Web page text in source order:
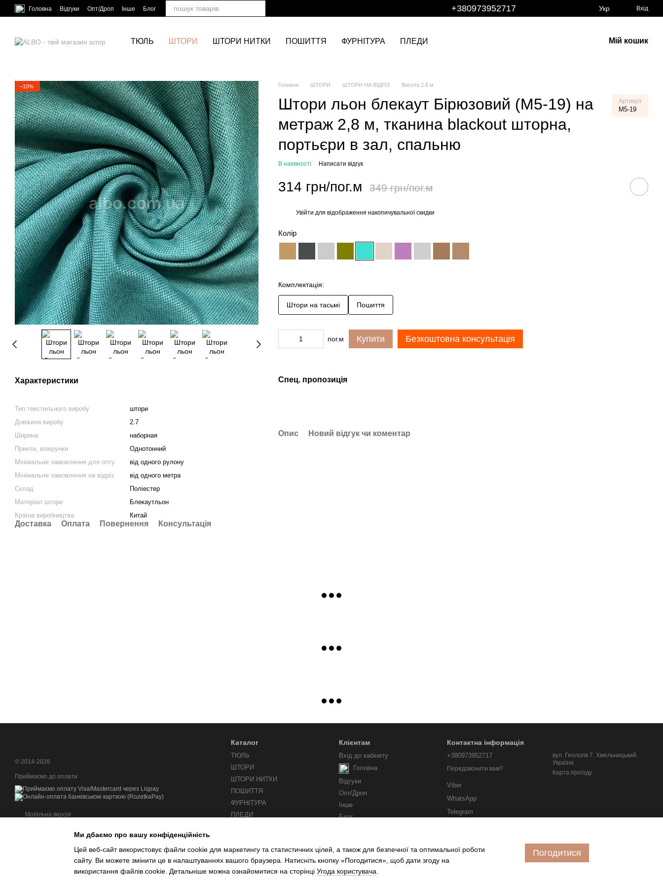
Перейти до основного контенту
Головна Відгуки Опт/Дроп Інше Блог +380973952717 Укр Вхід
ТЮЛЬ ШТОРИ ШТОРИ НИТКИ ПОШИТТЯ ФУРНІТУРА ПЛЕДИ Мій кошик
−10%
Характеристики
Тип текстильного виробу
штори
Довжина виробу
2.7
Ширина
наборная
Принти, візерунки
Однотонний
Мінімальне замовлення для опту
від одного рулону
Мінімальне замовлення на відріз
від одного метра
Склад
Поліестер
Матеріал штори
Блекаутльон
Країна виробництва
Китай
Доставка Оплата Повернення Консультація
Головна ШТОРИ ШТОРИ НА ВІДРІЗ Висота 2.8 м
Штори льон блекаут Бірюзовий (M5-19) на
метраж 2,8 м, тканина blackout шторна,
портьєри в зал, спальню
Артикул
M5-19
В наявності Написати відгук
314 грн/пог.м 349 грн/пог.м
Увійти для відображення накопичувальної скидки
Колір
Комплектація:
Штори на тасьмі Пошиття
пог.м Купити Безкоштовна консультація
Спец. пропозиція
Опис Новий відгук чи коментар
© 2014-2026
Приймаємо до оплати
Мобільна версія
Каталог
ТЮЛЬ
ШТОРИ
ШТОРИ НИТКИ
ПОШИТТЯ
ФУРНІТУРА
ПЛЕДИ
Клієнтам
Вхід до кабінету
Головна
Відгуки
Опт/Дроп
Інше
Блог
Контактна інформація
+380973952717
Передзвонити вам?
Viber
WhatsApp
Telegram
вул. Геологів 7, Хмельницький,
Україна
Карта проїзду
Ми дбаємо про вашу конфіденційність
Цей веб-сайт використовує файли cookie для маркетингу та статистичних цілей, а також для безпечної та оптимальної роботи
сайту. Ви можете змінити це в налаштуваннях вашого браузера. Натисніть кнопку «Погодитися», щоб дати згоду на
використання файлів cookie. Детальніше можна ознайомитися на сторінці Угода користувача
Погодитися